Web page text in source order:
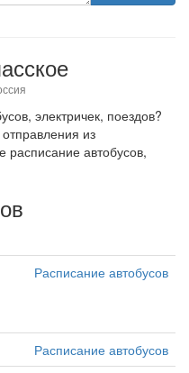
электричек, поездов?
из
расписание автобусов,
Расписание автобусов
Расписание автобусов